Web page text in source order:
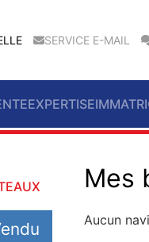
SERVICE E-MAIL
EXPERTISE
Mes
Aucun